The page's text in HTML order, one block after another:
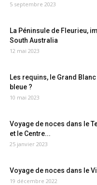
5 septembre 2023
La Péninsule de Fleurieu,
South Australia
12 mai 2023
Les requins, le Grand
bleue ?
10 mai 2023
Voyage de noces dans le
et le Centre...
25 janvier 2023
Voyage de noces dans le
19 décembre 2022